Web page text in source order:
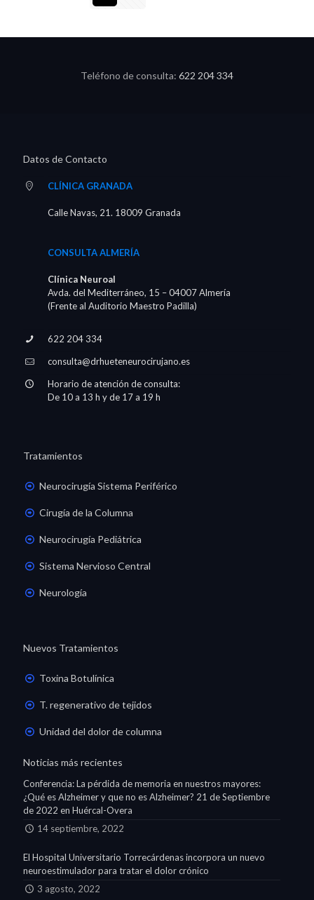
Teléfono de consulta: 622 204 334
Datos de Contacto
CLÍNICA GRANADA
Calle Navas, 21. 18009 Granada
CONSULTA ALMERÍA
Clínica Neuroal
Avda. del Mediterráneo, 15 – 04007 Almería
(Frente al Auditorio Maestro Padilla)
622 204 334
consulta@drhueteneurocirujano.es
Horario de atención de consulta:
De 10 a 13 h y de 17 a 19 h
Tratamientos
Neurocirugía Sistema Periférico
Cirugía de la Columna
Neurocirugía Pediátrica
Sistema Nervioso Central
Neurología
Nuevos Tratamientos
Toxina Botulínica
T. regenerativo de tejidos
Unidad del dolor de columna
Noticias más recientes
Conferencia: La pérdida de memoria en nuestros mayores:
¿Qué es Alzheimer y que no es Alzheimer? 21 de Septiembre
de 2022 en Huércal-Overa
14 septiembre, 2022
El Hospital Universitario Torrecárdenas incorpora un nuevo
neuroestimulador para tratar el dolor crónico
3 agosto, 2022